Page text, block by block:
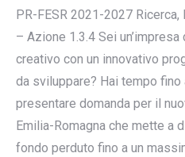
PR-FESR 2021-2027
– Azione 1.3.4 Sei
creativo con un innovativo
da sviluppare? Hai tempo
presentare domanda per il
Emilia-Romagna che mette a
fondo perduto fino a un